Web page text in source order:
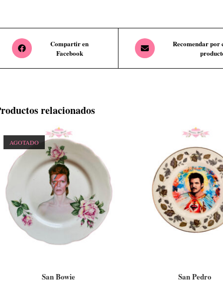
Compartir en
Facebook
Recomendar por
relacionados
AGOTADO
San Bowie San Pedro